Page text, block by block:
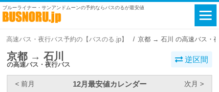
ブルーライナー・サンアンドムーンの予約ならバスのるが最安値
高速バス・夜行バス予約の【バスのる.jp】 京都 → 石川 の高速バス・
京都 → 石川
の高速バス・夜行バス
逆区間
< 前月 12月最安値カレンダー
次月 >